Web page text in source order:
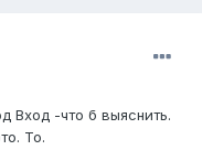
Вход -что б выяснить.
То.